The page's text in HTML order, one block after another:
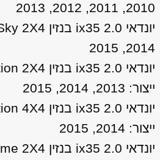
2010, 2011, 2012, 2013
2014, 2015
ייצור: 2013, 2014, 2015
ייצור: 2014, 2015